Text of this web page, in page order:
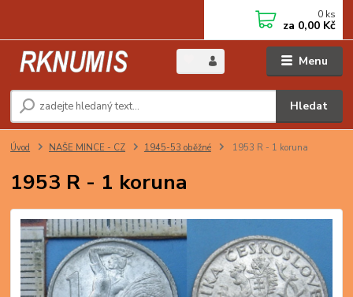
Menu
Hledat
0 ks
za 0,00 Kč
Úvod NAŠE MINCE - CZ 1945-53 oběžné 1953 R - 1 koruna
1953 R - 1 koruna